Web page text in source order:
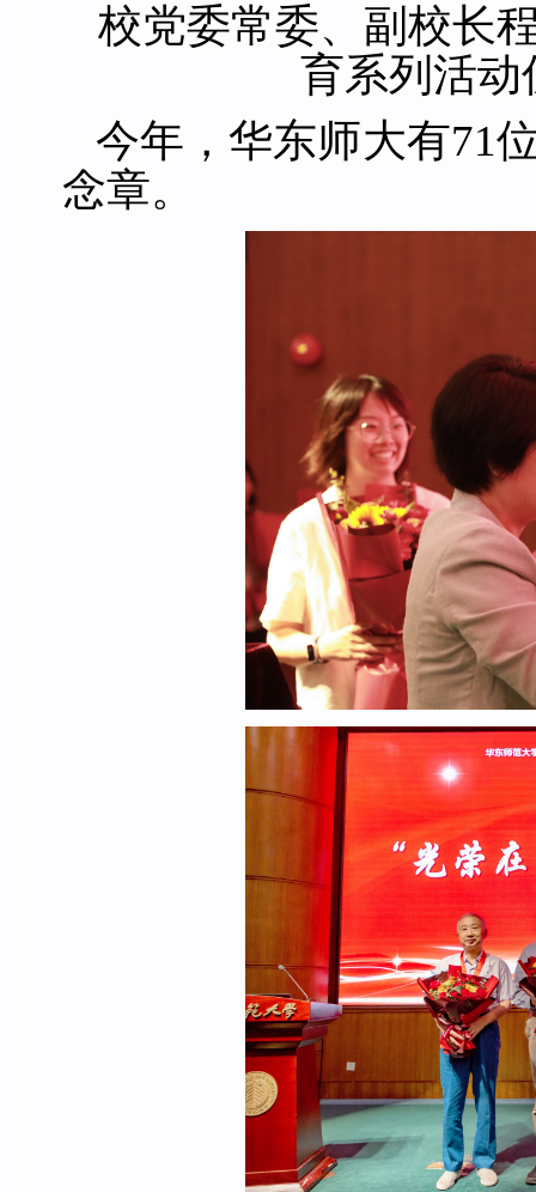
校党委常委、副校长
育系列活动
今年，华东师大有71
念章。